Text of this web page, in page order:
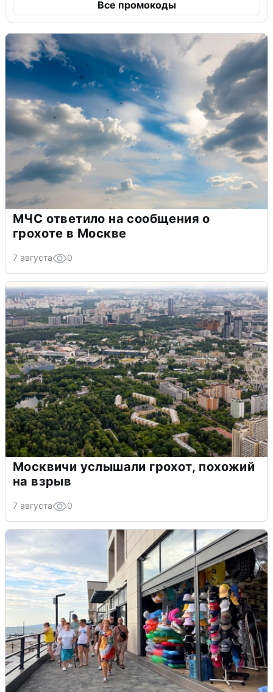
Все промокоды
МЧС ответило на сообщения о
грохоте в Москве
7 августа 0
Москвичи услышали грохот, похожий
на взрыв
7 августа 0